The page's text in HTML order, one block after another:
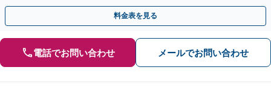
料金表を見る
電話でお問い合わせ メールでお問い合わせ